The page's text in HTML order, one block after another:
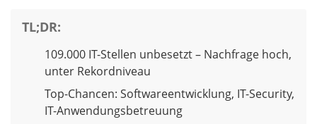
TL;DR:
109.000 IT-Stellen unbesetzt – Nachfrage hoch,
unter Rekordniveau
Top-Chancen: Softwareentwicklung, IT-Security,
IT-Anwendungsbetreuung